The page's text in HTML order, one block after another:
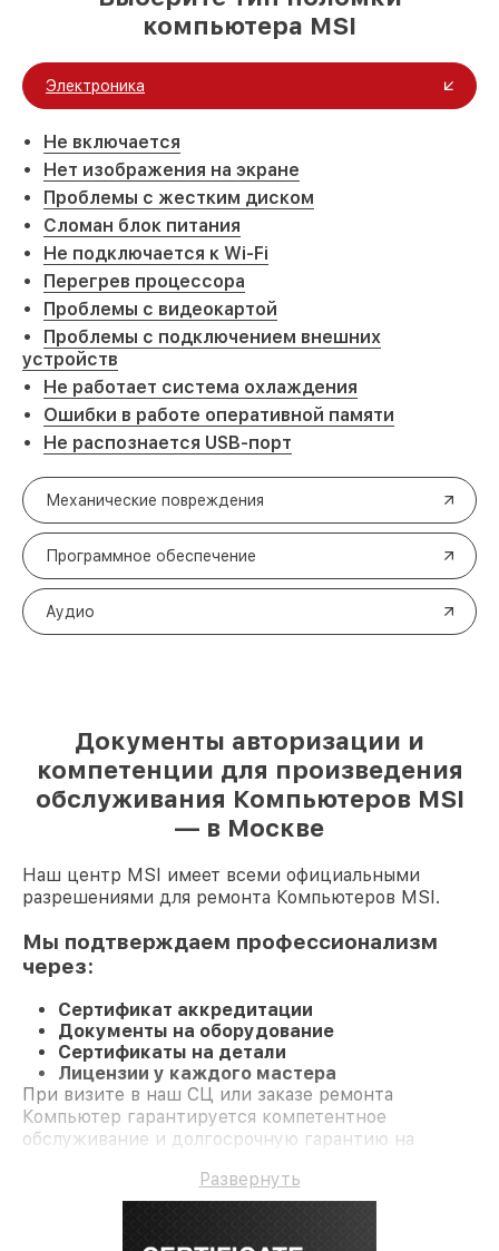
компьютера MSI
Электроника
Не включается
Нет изображения на экране
Проблемы с жестким диском
Сломан блок питания
Не подключается к Wi-Fi
Перегрев процессора
Проблемы с видеокартой
Проблемы с подключением внешних
устройств
Не работает система охлаждения
Ошибки в работе оперативной памяти
Не распознается USB-порт
Механические повреждения
Программное обеспечение
Аудио
Документы авторизации и
компетенции для произведения
обслуживания Компьютеров MSI
— в Москве
Наш центр MSI имеет всеми официальными
разрешениями для ремонта Компьютеров MSI.
Мы подтверждаем профессионализм
через:
Сертификат аккредитации
Документы на оборудование
Сертификаты на детали
Лицензии у каждого мастера
При визите в наш СЦ или заказе ремонта
Компьютер гарантируется компетентное
обслуживание и долгосрочную гарантию на
Развернуть